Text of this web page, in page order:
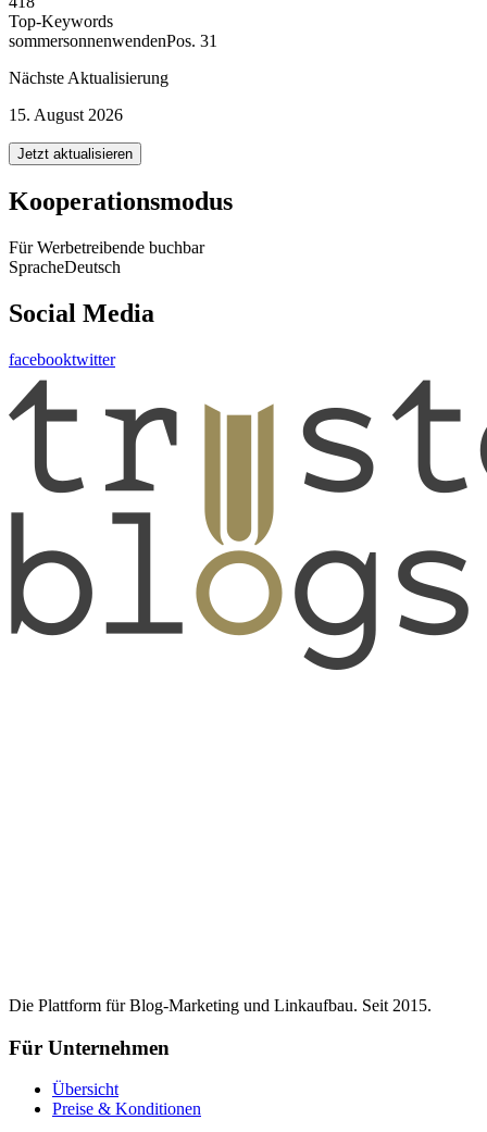
Top-Keywords
sommersonnenwendenPos. 31
Nächste Aktualisierung
15. August 2026
Jetzt aktualisieren
Kooperationsmodus
Für Werbetreibende buchbar
SpracheDeutsch
Social Media
facebooktwitter
Die Plattform für Blog-Marketing und Linkaufbau. Seit 2015.
Für Unternehmen
Übersicht
Preise & Konditionen